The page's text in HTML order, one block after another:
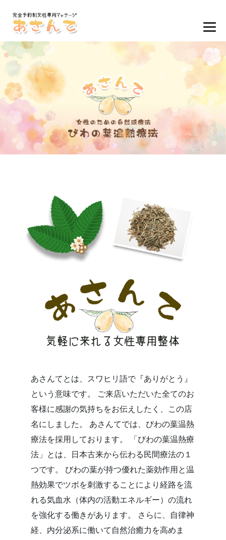
あさんてとは、スワヒリ語で『ありがとう』
という意味です。 ご来店いただいた全てのお
客様に感謝の気持ちをお伝えしたく、この店
名にしました。 あさんてでは、びわの葉温熱
療法を採用しております。 「びわの葉温熱療
法」とは、日本古来から伝わる民間療法の１
つです。 びわの葉が持つ優れた薬効作用と温
熱効果でツボを刺激することにより経路を流
れる気血水（体内の活動エネルギー）の流れ
を強化する働きがあります。 さらに、自律神
経、内分泌系に働いて自然治癒力を高めま